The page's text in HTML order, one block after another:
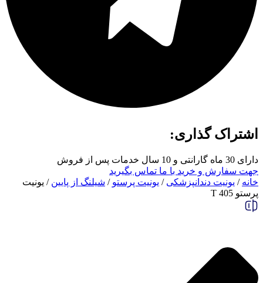
اشتراک گذاری:
دارای 30 ماه گارانتی و 10 سال خدمات پس از فروش
جهت سفارش و خرید با ما تماس بگیرید
خانه / یونیت دندانپزشکی / یونیت پرستو / شیلنگ از پایین / یونیت
پرستو 405 T